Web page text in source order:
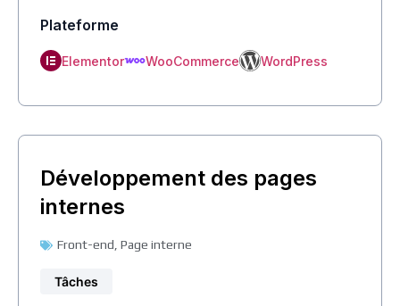
Plateforme
Elementor WooCommerce WordPress
Développement des pages
internes
Front-end Page interne
Tâches